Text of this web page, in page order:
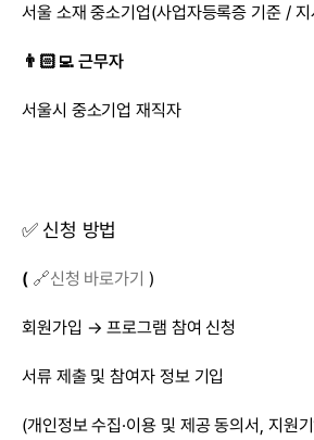
서울 소재 중소기업(사업자등록증 기준 /
👨🏻‍💻 근무자
서울시 중소기업 재직자
✅ 신청 방법
( 🔗신청 바로가기 )
회원가입 → 프로그램 참여 신청
서류 제출 및 참여자 정보 기입
(개인정보 수집·이용 및 제공 동의서, 지원